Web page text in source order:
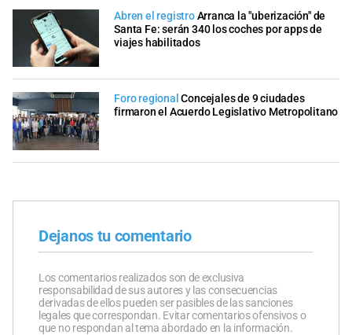
Abren el registroArranca la "uberización" de
Santa Fe: serán 340 los coches por apps de
viajes habilitados
Foro regional Concejales de 9 ciudades
firmaron el Acuerdo Legislativo Metropolitano
Dejanos tu comentario
Los comentarios realizados son de exclusiva
responsabilidad de sus autores y las consecuencias
derivadas de ellos pueden ser pasibles de las sanciones
legales que correspondan. Evitar comentarios ofensivos o
que no respondan al tema abordado en la información.